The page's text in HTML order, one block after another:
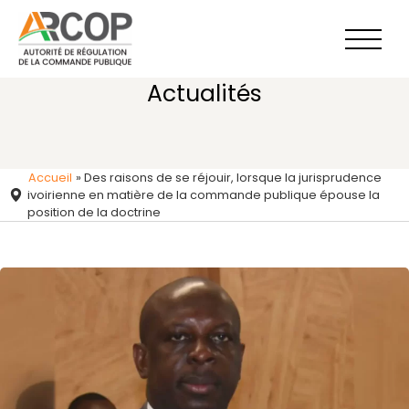
contenu
Actualités
Accueil » Des raisons de se réjouir, lorsque la jurisprudence
ivoirienne en matière de la commande publique épouse la
position de la doctrine